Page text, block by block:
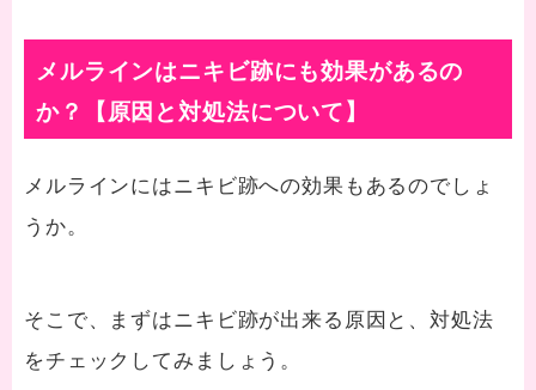
メルラインはニキビ跡にも効果があるの
か？【原因と対処法について】
メルラインにはニキビ跡への効果もあるのでしょ
うか。
そこで、まずはニキビ跡が出来る原因と、対処法
をチェックしてみましょう。